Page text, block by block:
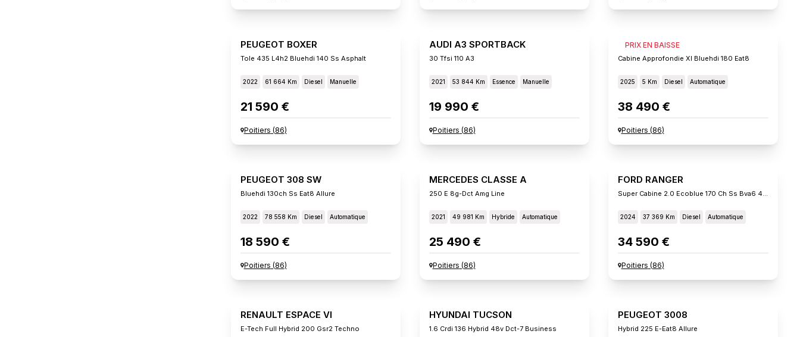
PEUGEOT BOXER
Tole 435 L4h2 Bluehdi 140 Ss Asphalt
2022 61 664 Km Diesel Manuelle
21 590 €
Poitiers (86)
AUDI A3 SPORTBACK
30 Tfsi 110 A3
2021 53 844 Km Essence Manuelle
19 990 €
Poitiers (86)
PRIX EN BAISSE
FIAT SCUDO
Cabine Approfondie Xl Bluehdi 180 Eat8
2025 5 Km Diesel Automatique
38 490 €
Poitiers (86)
PEUGEOT 308 SW
Bluehdi 130ch Ss Eat8 Allure
2022 78 558 Km Diesel Automatique
18 590 €
Poitiers (86)
MERCEDES CLASSE A
250 E 8g-Dct Amg Line
2021 49 981 Km Hybride Automatique
25 490 €
Poitiers (86)
FORD RANGER
2024 37 369 Km Diesel Automatique
34 590 €
Poitiers (86)
RENAULT ESPACE VI
E-Tech Full Hybrid 200 Gsr2 Techno
HYUNDAI TUCSON
1.6 Crdi 136 Hybrid 48v Dct-7 Business
PEUGEOT 3008
Hybrid 225 E-Eat8 Allure